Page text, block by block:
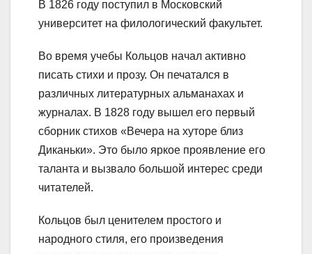
В 1826 году поступил в Московский
университет на филологический факультет.
Во время учебы Кольцов начал активно
писать стихи и прозу. Он печатался в
различных литературных альманахах и
журналах. В 1828 году вышел его первый
сборник стихов «Вечера на хуторе близ
Диканьки». Это было яркое проявление его
таланта и вызвало большой интерес среди
читателей.
Кольцов был ценителем простого и
народного стиля, его произведения